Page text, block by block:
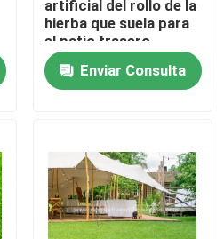
artificial del rollo de la
hierba que suela para
el patio trasero
17000D del jardín 2 *
los 25m/rollo
Enviar Consulta